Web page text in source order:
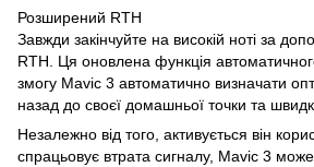
Розширений RTH
Завжди закінчуйте на високій ноті за
RTH. Ця оновлена функція
змогу Mavic 3 автоматично визначати
назад до своєї домашньої точки та
Незалежно від того, активується він
спрацьовує втрата сигналу, Mavic 3